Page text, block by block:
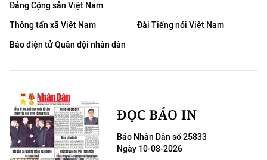
Đảng Cộng sản Việt Nam
Thông tấn xã Việt Nam
Đài Tiếng nói Việt Nam
Báo điện tử Quân đội nhân dân
ĐỌC BÁO IN
Báo Nhân Dân số 25833
Ngày 10-08-2026